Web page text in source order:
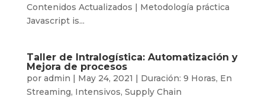
Contenidos Actualizados | Metodología práctica
Javascript is...
Taller de Intralogística: Automatización y
Mejora de procesos
por admin | May 24, 2021 | Duración: 9 Horas, En
Streaming, Intensivos, Supply Chain